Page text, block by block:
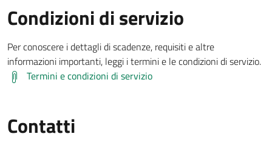
Condizioni di servizio
Per conoscere i dettagli di scadenze, requisiti e altre
informazioni importanti, leggi i termini e le condizioni di servizio.
Termini e condizioni di servizio
Contatti